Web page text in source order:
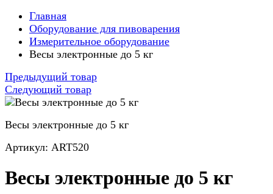
Главная
Оборудование для пивоварения
Измерительное оборудование
Весы электронные до 5 кг
Предыдущий товар
Следующий товар
Весы электронные до 5 кг
Артикул: ART520
Весы электронные до 5 кг